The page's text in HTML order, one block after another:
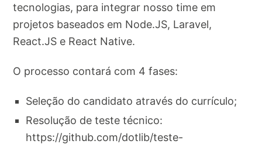
tecnologias, para integrar nosso time em
projetos baseados em Node.JS, Laravel,
React.JS e React Native.
O processo contará com 4 fases:
Seleção do candidato através do currículo;
Resolução de teste técnico:
https://github.com/dotlib/teste-